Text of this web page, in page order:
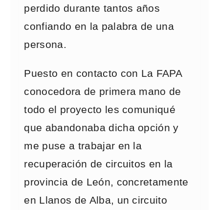
perdido durante tantos años
confiando en la palabra de una
persona.
Puesto en contacto con La FAPA
conocedora de primera mano de
todo el proyecto les comuniqué
que abandonaba dicha opción y
me puse a trabajar en la
recuperación de circuitos en la
provincia de León, concretamente
en Llanos de Alba, un circuito